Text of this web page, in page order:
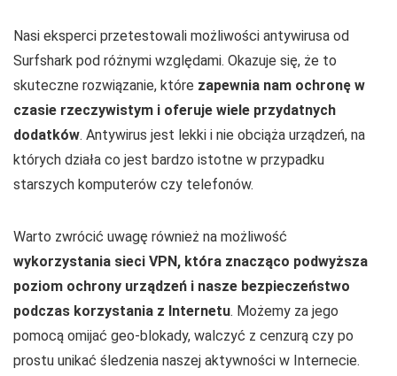
Nasi eksperci przetestowali możliwości antywirusa od
Surfshark pod różnymi względami. Okazuje się, że to
skuteczne rozwiązanie, które zapewnia nam ochronę w
czasie rzeczywistym i oferuje wiele przydatnych
dodatków. Antywirus jest lekki i nie obciąża urządzeń, na
których działa co jest bardzo istotne w przypadku
starszych komputerów czy telefonów.
Warto zwrócić uwagę również na możliwość
wykorzystania sieci VPN, która znacząco podwyższa
poziom ochrony urządzeń i nasze bezpieczeństwo
podczas korzystania z Internetu. Możemy za jego
pomocą omijać geo-blokady, walczyć z cenzurą czy po
prostu unikać śledzenia naszej aktywności w Internecie.